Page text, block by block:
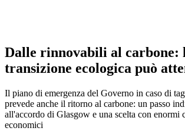
Dalle rinnovabili al carbone:
transizione ecologica può
Il piano di emergenza del Governo in caso di
prevede anche il ritorno al carbone: un passo
all'accordo di Glasgow e una scelta con enormi
economici